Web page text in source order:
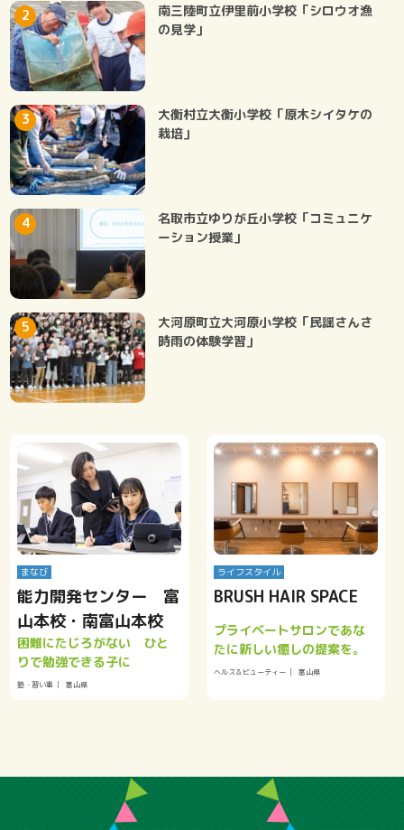
南三陸町立伊里前小学校「シロウオ漁
の見学」
大衡村立大衡小学校「原木シイタケの
栽培」
名取市立ゆりが丘小学校「コミュニケ
ーション授業」
大河原町立大河原小学校「民謡さんさ
時雨の体験学習」
まなび
能力開発センター 富
山本校・南富山本校
困難にたじろがない ひと
りで勉強できる子に
塾・習い事 富山県
ライフスタイル
BRUSH HAIR SPACE
プライベートサロンであな
たに新しい癒しの提案を。
ヘルス＆ビューティー 富山県